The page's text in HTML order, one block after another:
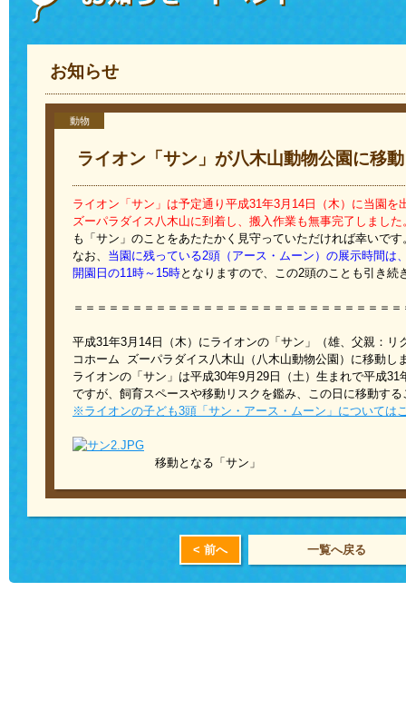
お知らせ
動物
ライオン「サン」が八木山動物公園に移
ライオン「サン」は予定通り平成31年3月14日（木）に当園を
ズーパラダイス八木山に到着し、搬入作業も無事完了しました
も「サン」のことをあたたかく見守っていただければ幸いです
なお、 当園に残っている2頭（アース・ムーン）の展示時間は
開園日の11時～15時となりますので、この2頭のことも引き続
＝＝＝＝＝＝＝＝＝＝＝＝＝＝＝＝＝＝＝＝＝＝＝＝＝＝＝
平成31年3月14日（木）にライオンの「サン」（雄、父親：リ
コホーム ズーパラダイス八木山（八木山動物公園）に移動し
ライオンの「サン」は平成30年9月29日（土）生まれで平成
ですが、飼育スペースや移動リスクを鑑み、この日に移動す
※ライオンの子ども3頭「サン・アース・ムーン」については
移動となる「サン」
< 前へ 一覧へ戻る